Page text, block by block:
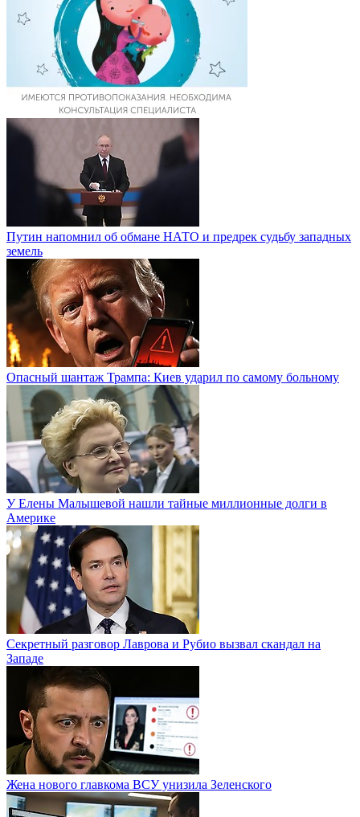
Путин напомнил об обмане НАТО и предрек судьбу западных
земель
Опасный шантаж Трампа: Киев ударил по самому больному
У Елены Малышевой нашли тайные миллионные долги в
Америке
Секретный разговор Лаврова и Рубио вызвал скандал на
Западе
Жена нового главкома ВСУ унизила Зеленского